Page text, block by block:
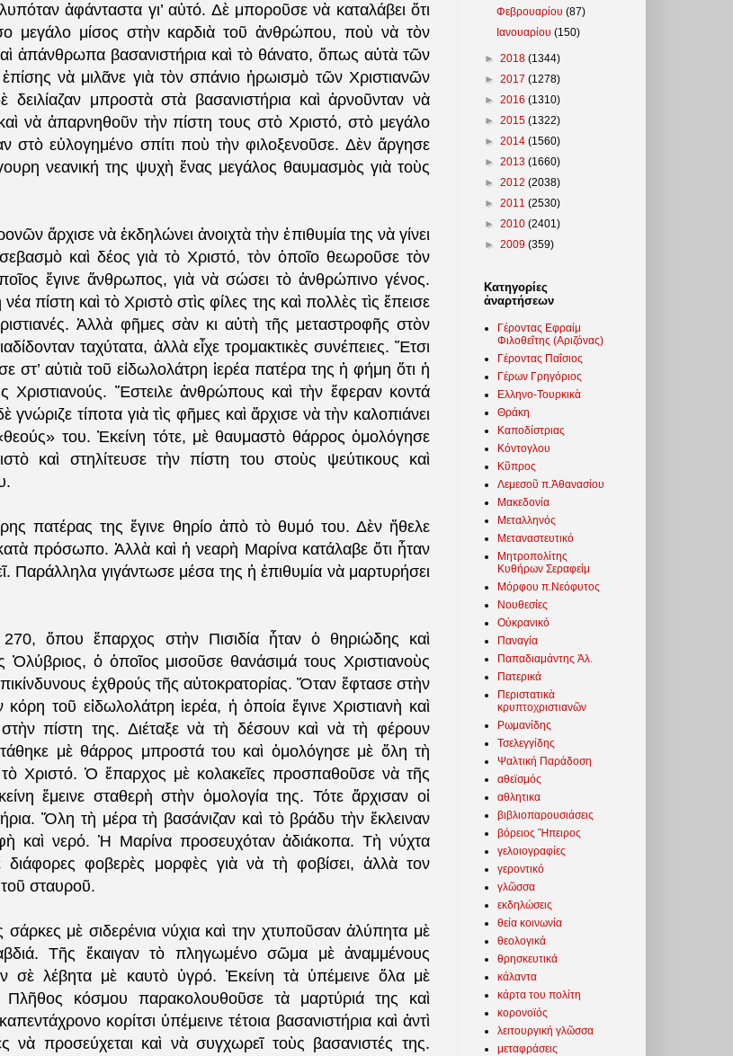
ἀφάνταστα γι’ αὐτό. Δὲ μποροῦσε νὰ καταλάβει ὅτι
μεγάλο μίσος στὴν καρδιὰ τοῦ ἀνθρώπου, ποὺ νὰ τὸν
ἀπάνθρωπα βασανιστήρια καὶ τὸ θάνατο, ὅπως αὐτὰ τῶν
νὰ μιλᾶνε γιὰ τὸν σπάνιο ἡρωισμὸ τῶν Χριστιανῶν
δειλίαζαν μπροστὰ στὰ βασανιστήρια καὶ ἀρνοῦνταν νὰ
νὰ ἀπαρνηθοῦν τὴν πίστη τους στὸ Χριστό, στὸ μεγάλο
εὐλογημένο σπίτι ποὺ τὴν φιλοξενοῦσε. Δὲν ἄργησε
νεανική της ψυχὴ ἕνας μεγάλος θαυμασμὸς γιὰ τοὺς
ἄρχισε νὰ ἐκδηλώνει ἀνοιχτὰ τὴν ἐπιθυμία της νὰ γίνει
καὶ δέος γιὰ τὸ Χριστό, τὸν ὁποῖο θεωροῦσε τὸν
ἔγινε ἄνθρωπος, γιὰ νὰ σώσει τὸ ἀνθρώπινο γένος.
πίστη καὶ τὸ Χριστὸ στὶς φίλες της καὶ πολλὲς τὶς ἔπεισε
Ἀλλὰ φῆμες σὰν κι αὐτὴ τῆς μεταστροφῆς στὸν
ταχύτατα, ἀλλὰ εἶχε τρομακτικὲς συνέπειες. Ἔτσι
στ’ αὐτιὰ τοῦ εἰδωλολάτρη ἱερέα πατέρα της ἡ φήμη ὅτι ἡ
Χριστιανούς. Ἔστειλε ἀνθρώπους καὶ τὴν ἔφεραν κοντά
γνώριζε τίποτα γιὰ τὶς φῆμες καὶ ἄρχισε νὰ τὴν καλοπιάνει
του. Ἐκείνη τότε, μὲ θαυμαστὸ θάρρος ὁμολόγησε
καὶ στηλίτευσε τὴν πίστη του στοὺς ψεύτικους καὶ
πατέρας της ἔγινε θηρίο ἀπὸ τὸ θυμό του. Δὲν ἤθελε
πρόσωπο. Ἀλλὰ καὶ ἡ νεαρὴ Μαρίνα κατάλαβε ὅτι ἦταν
Παράλληλα γιγάντωσε μέσα της ἡ ἐπιθυμία νὰ μαρτυρήσει
270, ὅπου ἔπαρχος στὴν Πισιδία ἦταν ὁ θηριώδης καὶ
Ὀλύβριος, ὁ ὁποῖος μισοῦσε θανάσιμά τους Χριστιανοὺς
ἐχθρούς τῆςαὐτοκρατορίας. Ὅταν ἔφτασε στὴν
κόρη τοῦ εἰδωλολάτρη ἱερέα, ἡ ὁποία ἔγινε Χριστιανὴ καὶ
πίστη της. Διέταξε νὰ τὴ δέσουν καὶ νὰ τὴ φέρουν
μὲ θάρρος μπροστά του καὶ ὁμολόγησε μὲ ὅλη τὴ
Χριστό. Ὁ ἔπαρχος μὲ κολακεῖες προσπαθοῦσε νὰ τῆς
ἔμεινε σταθερὴ στὴν ὁμολογία της. Τότε ἄρχισαν οἱ
Ὅλη τὴ μέρα τὴ βασάνιζαν καὶ τὸ βράδυ τὴν ἔκλειναν
καὶ νερό. Ἡ Μαρίνα προσευχόταν ἀδιάκοπα. Τὴ νύχτα
διάφορες φοβερὲς μορφὲς γιὰ νὰ τὴ φοβίσει, ἀλλὰ τον
σταυροῦ.
σάρκες μὲ σιδερένια νύχια καὶ την χτυποῦσαν ἀλύπητα μὲ
Τῆς ἔκαιγαν τὸ πληγωμένο σῶμα μὲ ἀναμμένους
σὲ λέβητα μὲ καυτὸ ὑγρό. Ἐκείνη τὰ ὑπέμεινε ὅλα μὲ
Πλῆθος κόσμου παρακολουθοῦσε τὰ μαρτύριά της καὶ
κορίτσι ὑπέμεινε τέτοια βασανιστήρια καὶ ἀντὶ
νὰ προσεύχεται καὶ νὰ συγχωρεῖ τοὺς βασανιστές της.
Φεβρουαρίου(87)
Ιανουαρίου(150)
► 2018 (1344)
► 2017 (1278)
► 2016 (1310)
► 2015 (1322)
► 2014 (1560)
► 2013 (1660)
► 2012 (2038)
► 2011 (2530)
► 2010 (2401)
► 2009 (359)
Κατηγορίες
ἀναρτήσεων
Γέροντας Εφραίμ
Φιλοθεΐτης (Αριζόνας)
Γέροντας Παΐσιος
Γέρων Γρηγόριος
Ελληνο-Τουρκικὰ
Θράκη
Καποδίστριας
Κόντογλου
Κῦπρος
Λεμεσοῦ π.Ἀθανασίου
Μακεδονία
Μεταλληνός
Μεταναστευτικό
Μητροπολίτης
Κυθήρων Σεραφείμ
Μόρφου π.Νεόφυτος
Νουθεσίες
Οὐκρανικό
Παναγία
Παπαδιαμάντης Ἀλ.
Πατερικά
Περιστατικὰ
κρυπτοχριστιανῶν
Ρωμανίδης
Τσελεγγίδης
Ψαλτική Παράδοση
αθεϊσμός
αθλητικα
βιβλιοπαρουσιάσεις
βόρειος Ἤπειρος
γελοιογραφίες
γεροντικό
γλῶσσα
εκδηλώσεις
θεία κοινωνία
θεολογικά
θρησκευτικά
κάλαντα
κάρτα του πολίτη
κορονοϊός
λειτουργική γλῶσσα
μεταφράσεις